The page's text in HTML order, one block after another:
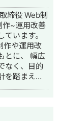
作にも活か
は100件以上
ただきまし
くださるク
、長期的な
れていま
制作を行っ
応できる
Web制
作~運用改善
います。
作や運用改
とに、 幅広
なく、目的
を踏まえた
不動産・住